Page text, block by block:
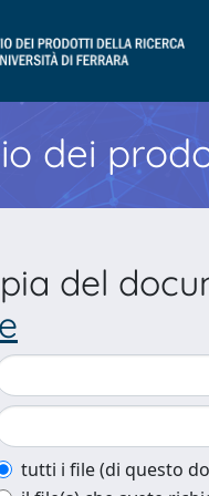
dei
del
tutti i file (di questo